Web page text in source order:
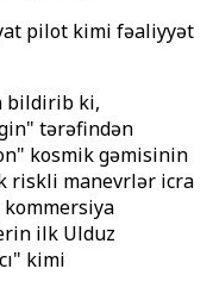
pilot kimi fəaliyyət
bildirib ki,
tərəfindən
kosmik gəmisinin
riskli manevrlər icra
kommersiya
ilk Ulduz
kimi